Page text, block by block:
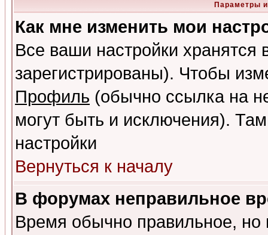
Параметры
Как мне изменить мои
Все ваши настройки
зарегистрированы). Чтобы
Профиль (обычно ссылка на
могут быть и исключения).
настройки
Вернуться к началу
В форумах неправильное
Время обычно правильное,